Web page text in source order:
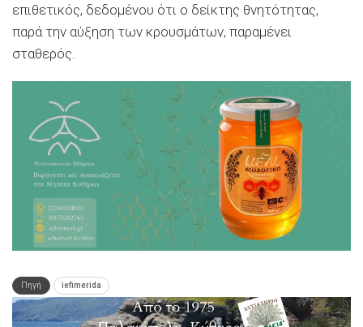
επιθετικός, δεδομένου ότι ο δείκτης θνητότητας,
παρά την αύξηση των κρουσμάτων, παραμένει
σταθερός.
Πηγή iefimerida